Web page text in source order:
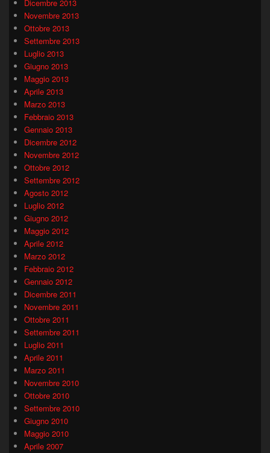
Dicembre 2013
Novembre 2013
Ottobre 2013
Settembre 2013
Luglio 2013
Giugno 2013
Maggio 2013
Aprile 2013
Marzo 2013
Febbraio 2013
Gennaio 2013
Dicembre 2012
Novembre 2012
Ottobre 2012
Settembre 2012
Agosto 2012
Luglio 2012
Giugno 2012
Maggio 2012
Aprile 2012
Marzo 2012
Febbraio 2012
Gennaio 2012
Dicembre 2011
Novembre 2011
Ottobre 2011
Settembre 2011
Luglio 2011
Aprile 2011
Marzo 2011
Novembre 2010
Ottobre 2010
Settembre 2010
Giugno 2010
Maggio 2010
Aprile 2007